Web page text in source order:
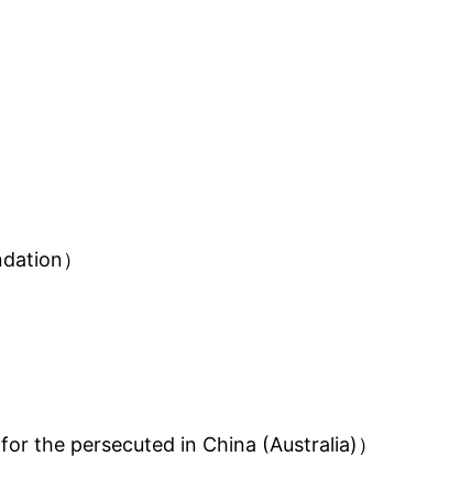
）
the persecuted in China (Australia)）